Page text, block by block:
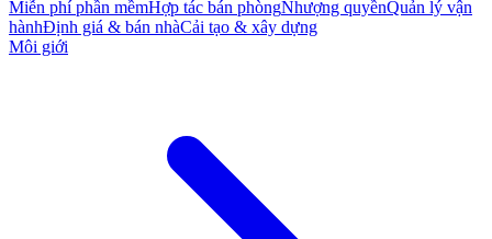
Miễn phí phần mềmHợp tác bán phòngNhượng quyềnQuản lý vận
hànhĐịnh giá & bán nhàCải tạo & xây dựng
Môi giới